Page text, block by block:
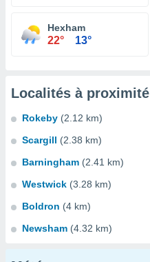
Hexham
22° 13°
Localités à proximité
Rokeby (2.12 km)
Scargill (2.38 km)
Barningham (2.41 km)
Westwick (3.28 km)
Boldron (4 km)
Newsham (4.32 km)